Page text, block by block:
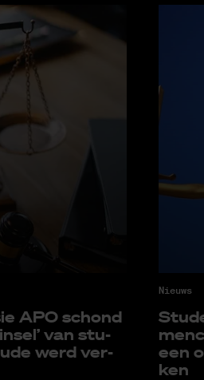
APO schond
van stu­
werd ver­
Nieuws
een
ken